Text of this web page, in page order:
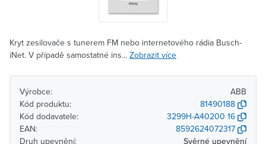
Kryt zesilovače s tunerem FM nebo internetového rádia Busch-
iNet. V případě samostatné ins... Zobrazit více
Výrobce:
ABB
Kód produktu:
81490188
Kód dodavatele:
3299H-A40200 16
EAN:
8592624072317
Druh upevnění:
Svěrné upevnění